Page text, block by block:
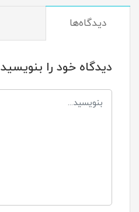
دیدگاه‌ها
دیدگاه خود را بنویسید